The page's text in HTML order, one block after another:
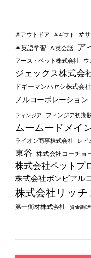
#アウトドア #ギフト #サ
#英語学習 AI英会話 ア
アース・ペット株式会社 ウ
ジェックス株式会
ドギーマンハヤシ株式会社
ノルコーポレーション
フィンジア フィンジア初期
ムームードメイ
ライオン商事株式会社 レビ
東谷 株式会社コーチョ
株式会社ペットプ
株式会社ボンビアル
株式会社リッチ
第一衛材株式会社 資金調達